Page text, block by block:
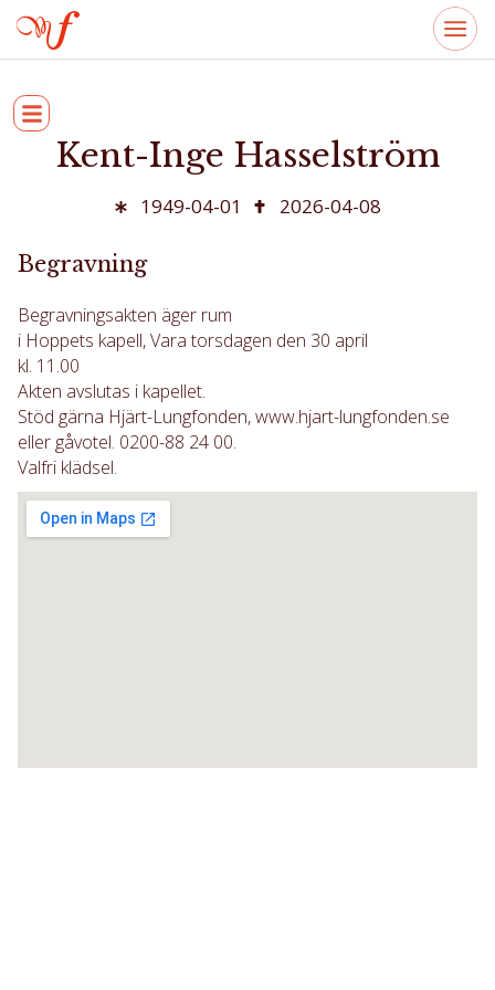
Kent-Inge Hasselström
1949-04-01 2026-04-08
Begravning
Begravningsakten äger rum
i Hoppets kapell, Vara torsdagen den 30 april
kl. 11.00
Akten avslutas i kapellet.
Stöd gärna Hjärt-Lungfonden, www.hjart-lungfonden.se
eller gåvotel. 0200-88 24 00.
Valfri klädsel.